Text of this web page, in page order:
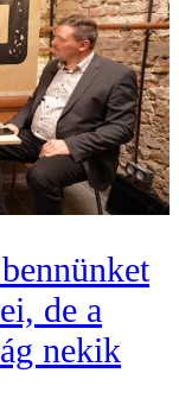
de a
nekik